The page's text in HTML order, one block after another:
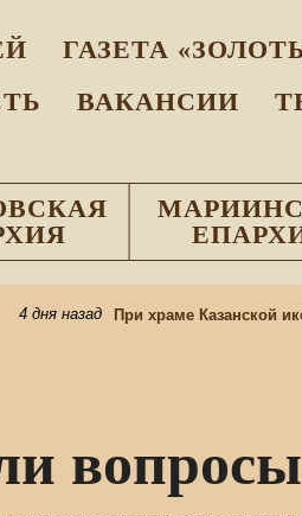
ГАЗЕТА
ВАКАНСИИ
4 дня назад При храме Казанской